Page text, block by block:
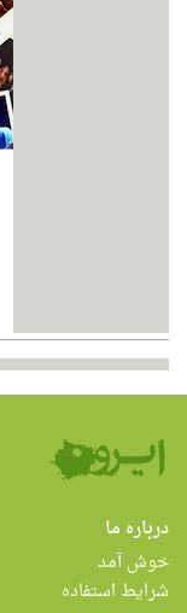
درباره ما
خوش آمد
شرایط استفاده